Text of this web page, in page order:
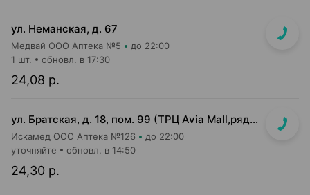
ул. Неманская, д. 67
Медвай ООО Аптека №5 до 22:00
24,08 р.
1 шт. обновл. в 17:30
ул. Братская, д. 18, пом. 99 (ТРЦ Avia Mall,рядом с гипермаркетом Green)
Искамед ООО Аптека №126 до 22:00
24,30 р.
уточняйте обновл. в 14:50